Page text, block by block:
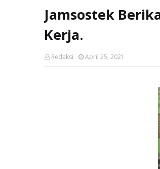
Jamsostek
Kerja.
Redaksi April 25, 2021